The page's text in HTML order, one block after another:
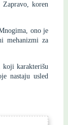
koren
ono je
mehanizmi za
koji karakterišu
nastaju usled